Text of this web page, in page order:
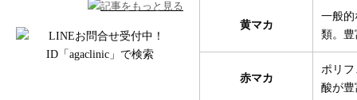
黄マカ
一般
類。
赤マカ
ポリ
酸が豊
記事をもっと見る